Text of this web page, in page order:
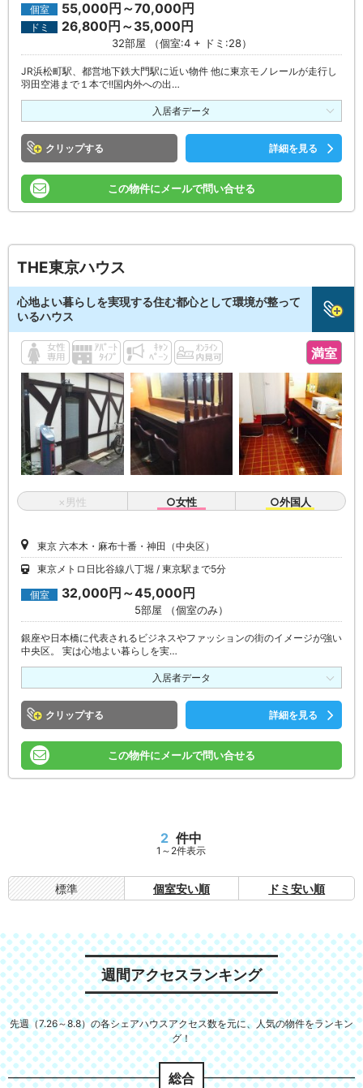
個室 55,000円～70,000円
ドミ 26,800円～35,000円
32部屋 （個室:4 + ドミ:28）
JR浜松町駅、都営地下鉄大門駅に近い物件 他に東京モノレールが走行し
羽田空港まで１本で!!国内外への出…
入居者データ
クリップ 詳細を見る
この物件にメールで問い合せる
THE東京ハウス
心地よい暮らしを実現する住む都心として環境が整って
いるハウス
満室
×男性 ○女性 ○外国人
東京 六本木・麻布十番・神田（中央区）
東京メトロ日比谷線八丁堀
東京駅まで5分
個室 32,000円～45,000円
5部屋 （個室のみ）
銀座や日本橋に代表されるビジネスやファッションの街のイメージが強い
中央区。 実は心地よい暮らしを実…
入居者データ
クリップ 詳細を見る
この物件にメールで問い合せる
2 件中
1～2件表示
標準 個室安い順 ドミ安い順
週間アクセスランキング
先週（7.26～8.8）の各シェアハウスアクセス数を元に、人気の物件をランキン
グ！
総合